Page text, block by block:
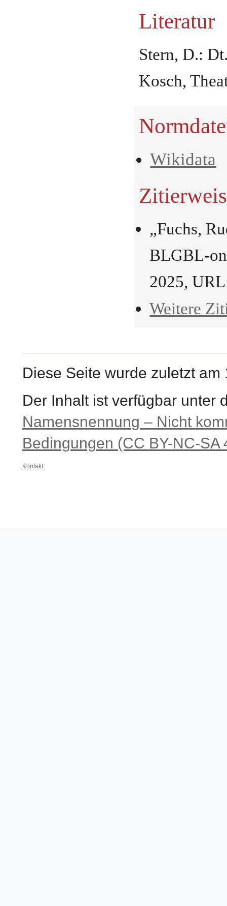
Literatur
Stern, D.:
Kosch,
Wikidata
„Fuchs,
BLGBL-
2025,
Weitere
Diese Seite wurde zuletzt
Der Inhalt ist verfügbar unter
Namensnennung – Nicht
Bedingungen (CC BY-NC-SA
Kontakt